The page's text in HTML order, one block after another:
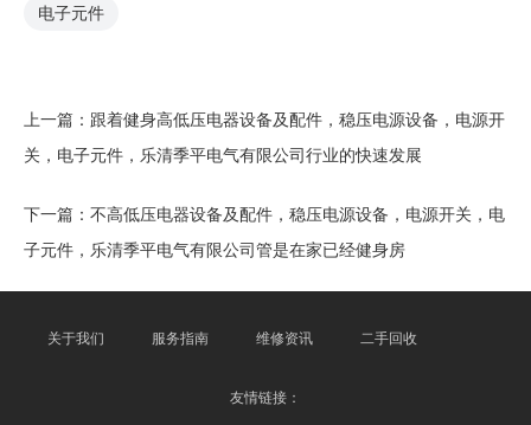
电子元件
上一篇： 跟着健身高低压电器设备及配件，稳压电源设备，电源开
关，电子元件，乐清季平电气有限公司行业的快速发展
下一篇： 不高低压电器设备及配件，稳压电源设备，电源开关，电
子元件，乐清季平电气有限公司管是在家已经健身房
关于我们 服务指南 维修资讯 二手回收
友情链接：